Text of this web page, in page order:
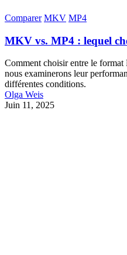
Comparer MKV MP4
MKV vs. MP4 : lequel
Comment choisir entre le
nous examinerons leur
différentes conditions.
Olga Weis
Juin 11, 2025